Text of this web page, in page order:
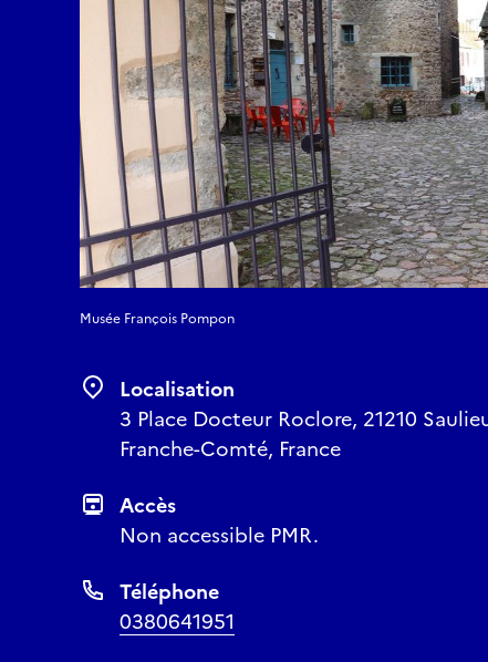
Musée François Pompon
Localisation
3 Place Docteur Roclore, 21210
Franche-Comté, France
Accès
Non accessible PMR.
Téléphone
0380641951